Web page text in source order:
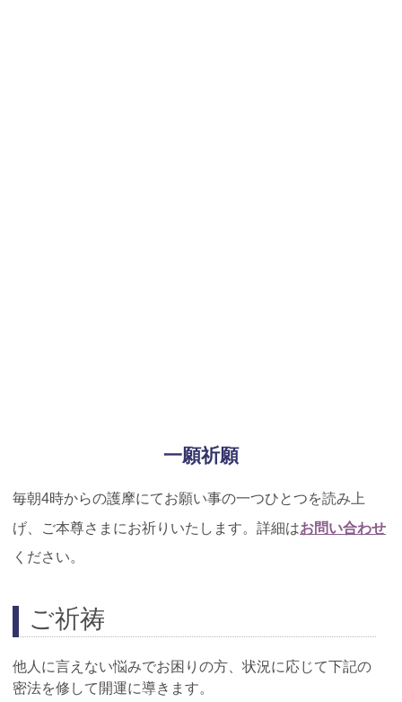
一願祈願
毎朝4時からの護摩にてお願い事の一つひとつを読み上
げ、ご本尊さまにお祈りいたします。詳細はお問い合わせ
ください。
ご祈祷
他人に言えない悩みでお困りの方、状況に応じて下記の
密法を修して開運に導きます。